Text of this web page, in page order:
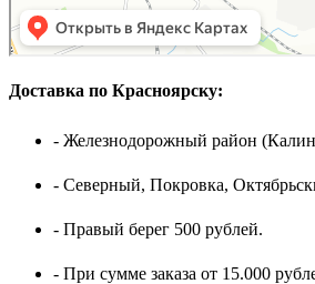
Доставка по Красноярску:
- Железнодорожный район
- Северный, Покровка,
- Правый берег 500 рублей.
- При сумме заказа от 15.000